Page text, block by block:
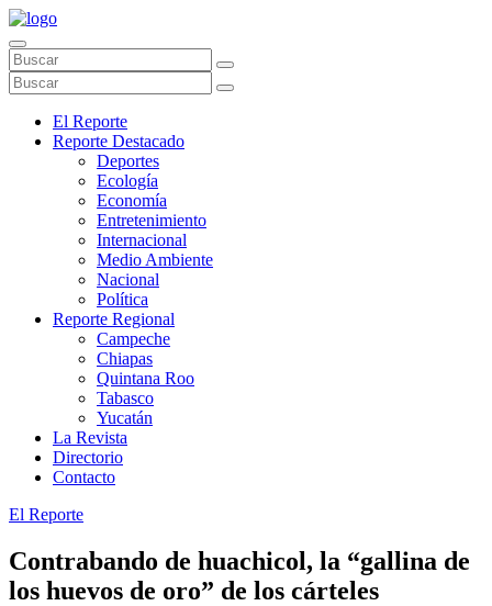
El Reporte
Reporte Destacado
Deportes
Ecología
Economía
Entretenimiento
Internacional
Medio Ambiente
Nacional
Política
Reporte Regional
Campeche
Chiapas
Quintana Roo
Tabasco
Yucatán
La Revista
Directorio
Contacto
El Reporte
Contrabando de huachicol, la “gallina de
los huevos de oro” de los cárteles